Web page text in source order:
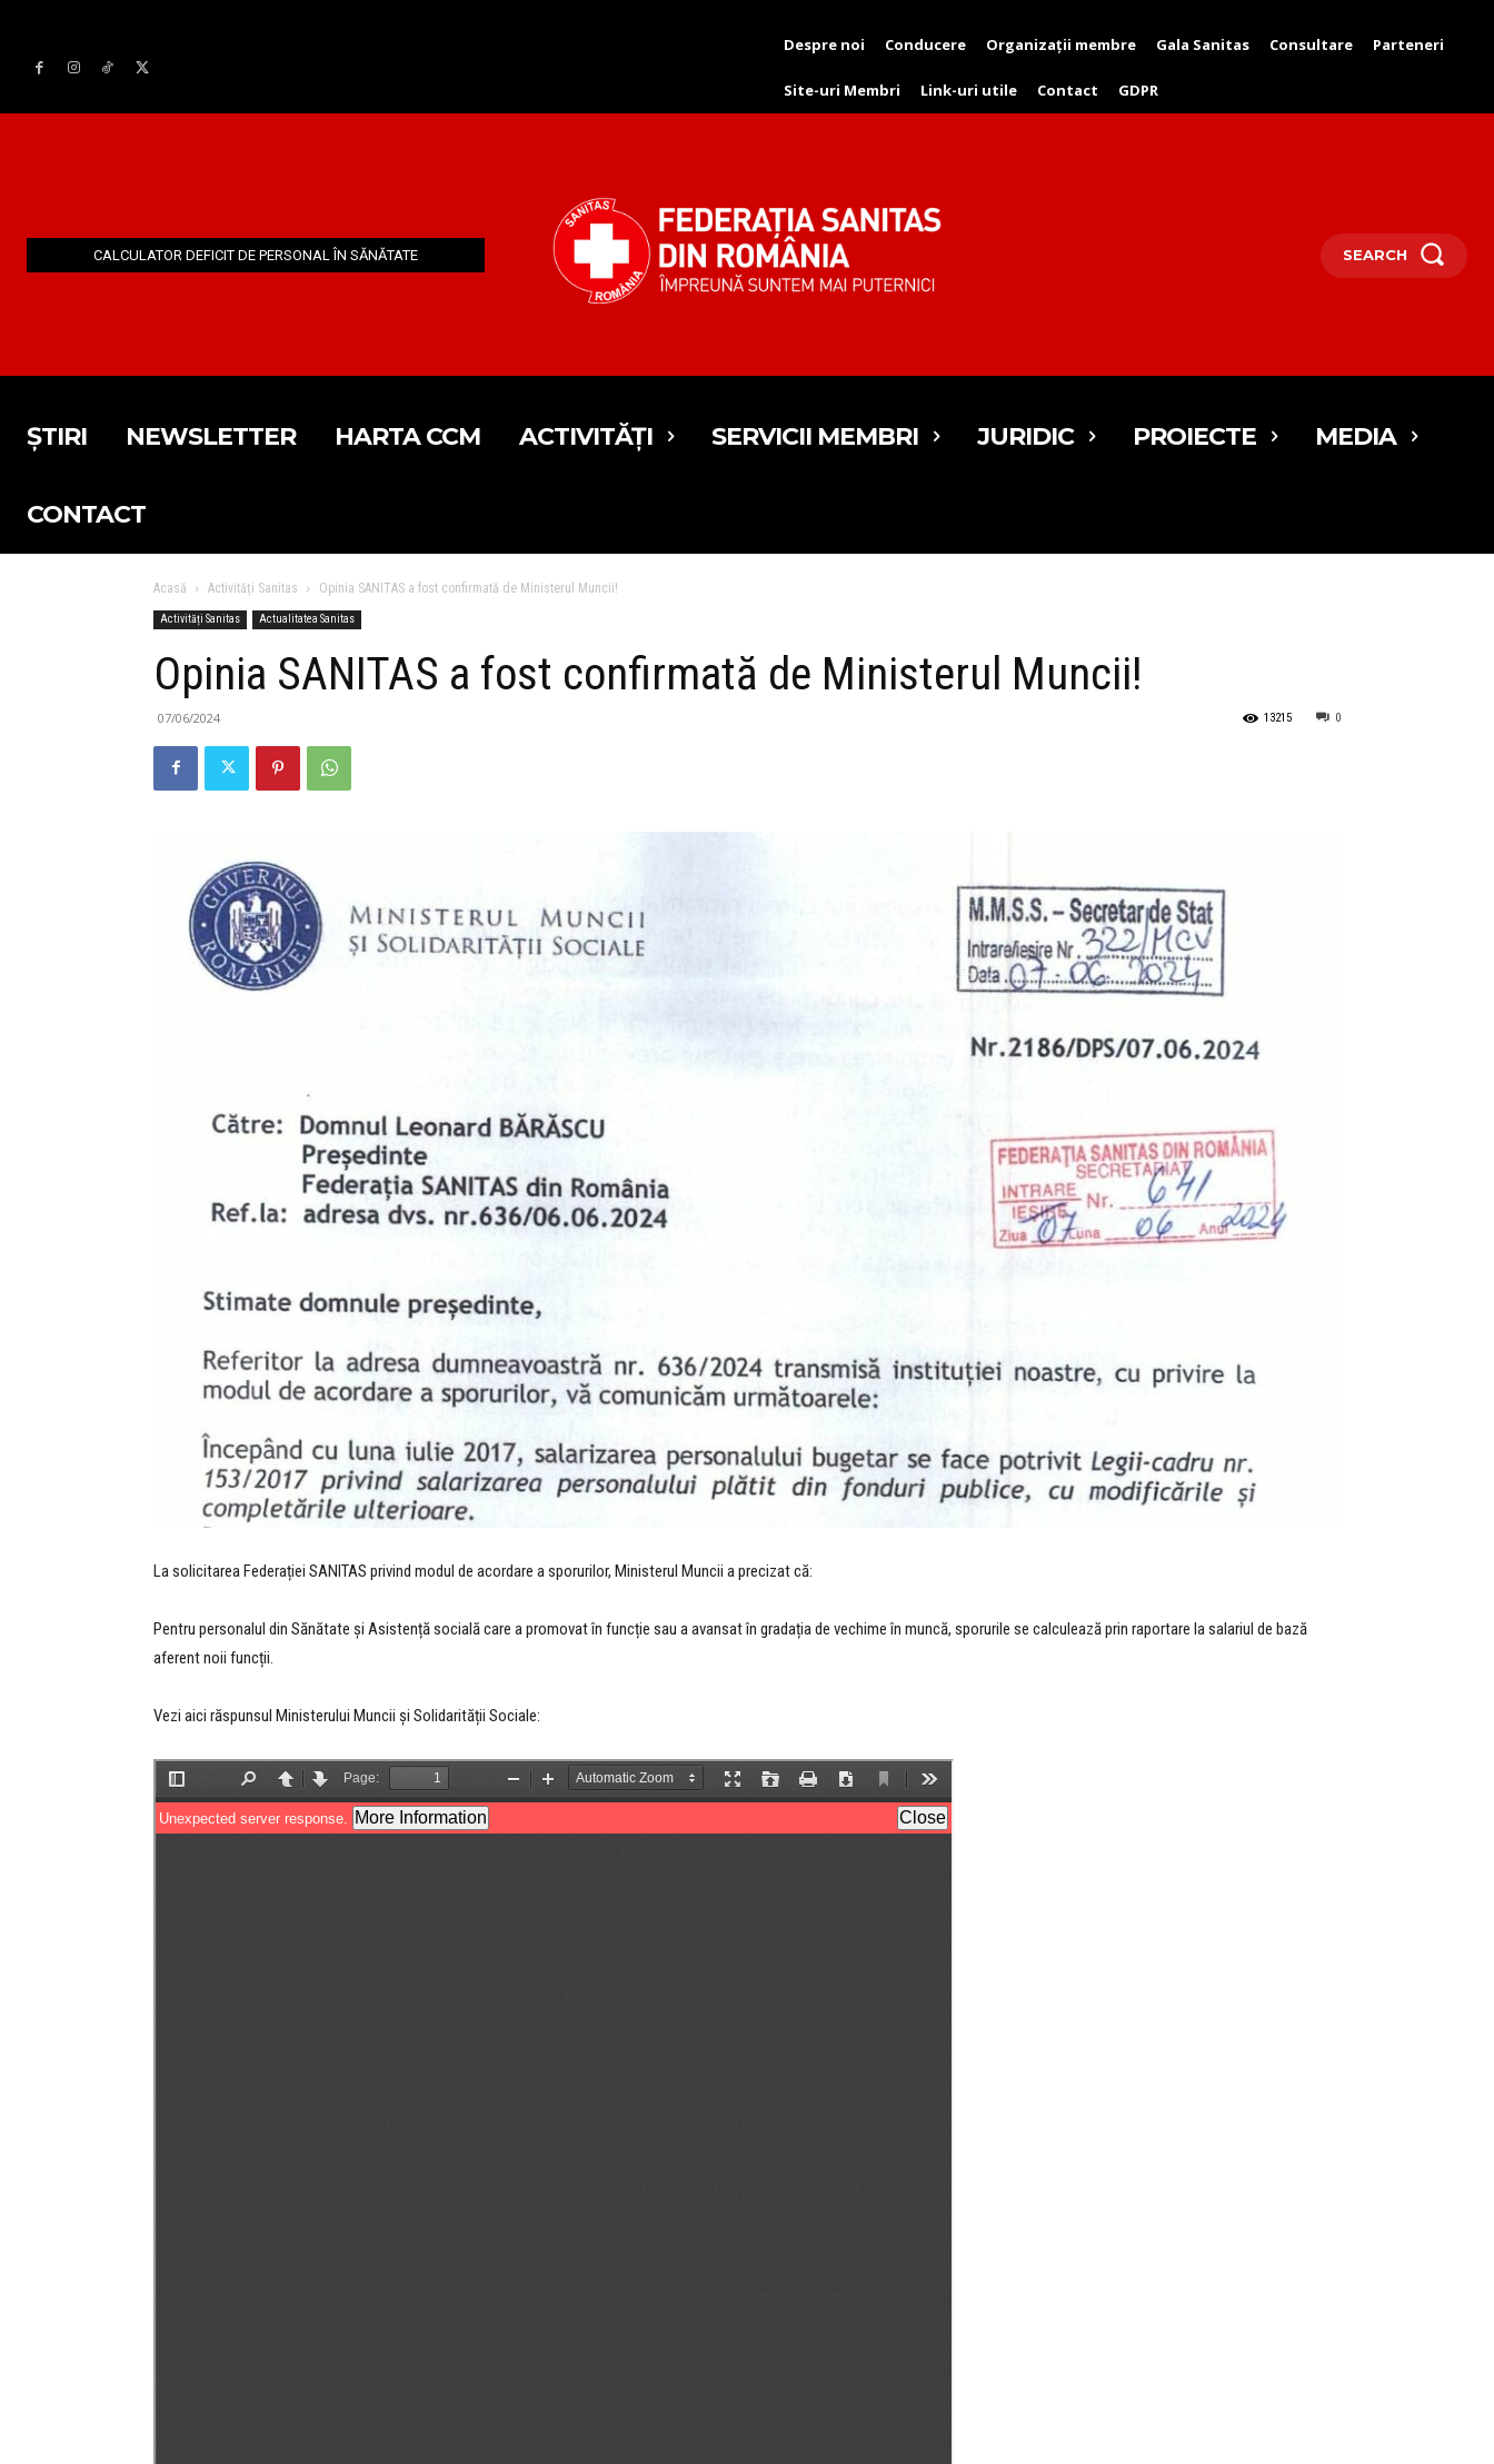
Despre noi Conducere Organizații membre Gala Sanitas Consultare Parteneri
Site-uri Membri Link-uri utile Contact GDPR
CALCULATOR DEFICIT DE PERSONAL ÎN SĂNĂTATE SEARCH
ȘTIRI NEWSLETTER HARTA CCM ACTIVITĂȚI SERVICII MEMBRI JURIDIC PROIECTE MEDIA
CONTACT
Acasă Activități Sanitas Opinia SANITAS a fost confirmată de Ministerul Muncii!
Activități Sanitas Actualitatea Sanitas
Opinia SANITAS a fost confirmată de Ministerul Muncii!
07/06/2024 0
13215
La solicitarea Federației SANITAS privind modul de acordare a sporurilor, Ministerul Muncii a precizat că:
Pentru personalul din Sănătate și Asistență socială care a promovat în funcție sau a avansat în gradația de vechime în muncă, sporurile se calculează prin raportare la salariul de bază
aferent noii funcții.
Vezi aici răspunsul Ministerului Muncii și Solidarității Sociale: